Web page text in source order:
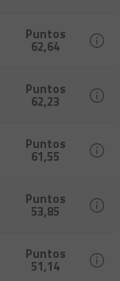
Puntos
62,64
Puntos
62,23
Puntos
61,55
Puntos
53,85
Puntos
51,14